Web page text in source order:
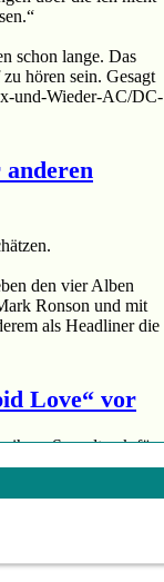
schon lange. Das
hören sein. Gesagt
und-Wieder-AC/DC-
den vier Alben
Ronson und mit
als Headliner die
Love“ vor
ihren Soundtrack für
für „A Star Is Born“